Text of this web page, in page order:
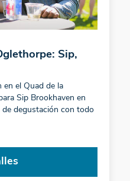
Sip,
en el Quad de la
Sip Brookhaven en
de degustación con todo